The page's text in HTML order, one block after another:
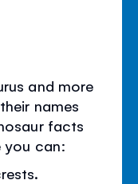
and more
names
facts
you can: